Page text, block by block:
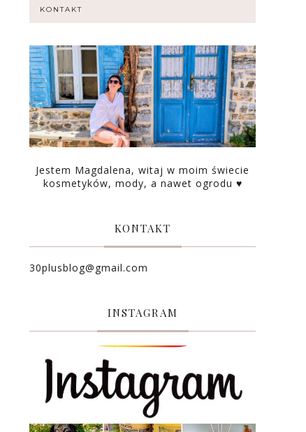
KONTAKT
Jestem Magdalena, witaj w moim świecie
kosmetyków, mody, a nawet ogrodu ♥
KONTAKT
30plusblog@gmail.com
INSTAGRAM